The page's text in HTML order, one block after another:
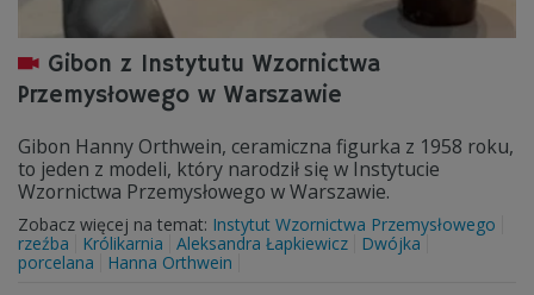
Gibon z Instytutu Wzornictwa
Przemysłowego w Warszawie
Gibon Hanny Orthwein, ceramiczna figurka z 1958 roku,
to jeden z modeli, który narodził się w Instytucie
Wzornictwa Przemysłowego w Warszawie.
Zobacz więcej na temat: Instytut Wzornictwa Przemysłowego
rzeźba
Królikarnia Aleksandra Łapkiewicz
Dwójka
porcelana
Hanna Orthwein